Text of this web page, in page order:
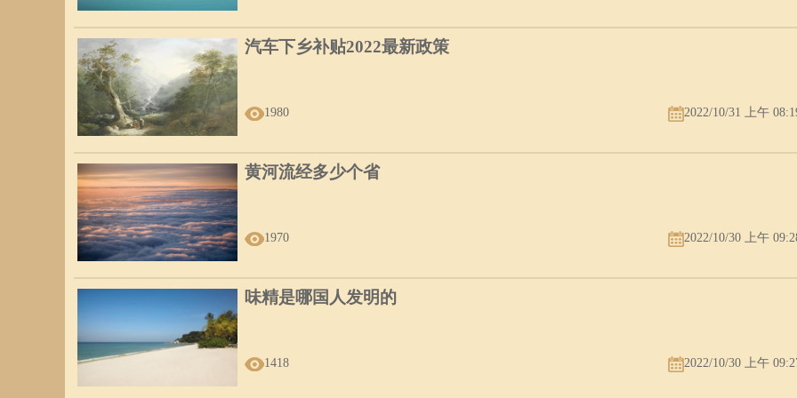
汽车下乡补贴2022最新政策
1980 2022/10/31 上午
黄河流经多少个省
1970 2022/10/30 上午
味精是哪国人发明的
1418 2022/10/30 上午